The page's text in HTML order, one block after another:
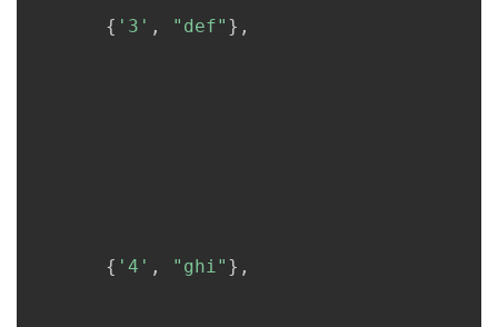
{ '3' , "def" } ,
{ '4' , "ghi" } ,